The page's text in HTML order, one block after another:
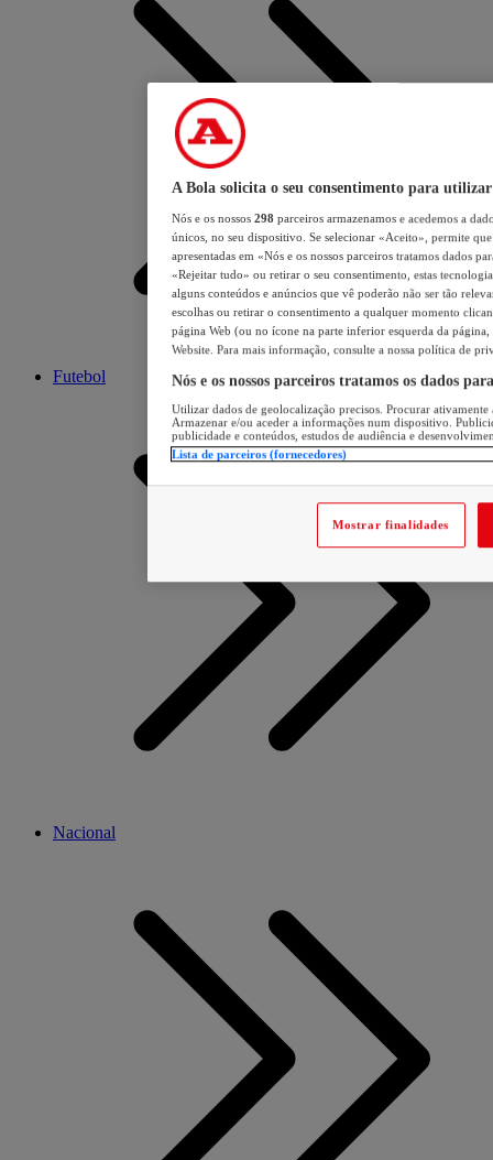
Futebol
Nacional
A Bola solicita o seu consentimento para utilizar
Nós e os nossos 298 parceiros armazenamos e acedemos a
únicos, no seu dispositivo. Se selecionar «Aceito», permite
apresentadas em «Nós e os nossos parceiros tratamos dados
«Rejeitar tudo» ou retirar o seu consentimento, estas
alguns conteúdos e anúncios que vê poderão não ser tão
escolhas ou retirar o consentimento a qualquer momento
página Web (ou no ícone na parte inferior esquerda da página,
Website. Para mais informação, consulte a nossa política de
Nós e os nossos parceiros tratamos os dados
Utilizar dados de geolocalização precisos. Procurar
Armazenar e/ou aceder a informações num dispositivo.
publicidade e conteúdos, estudos de audiência e
Lista de parceiros (fornecedores)
Mostrar finalidades